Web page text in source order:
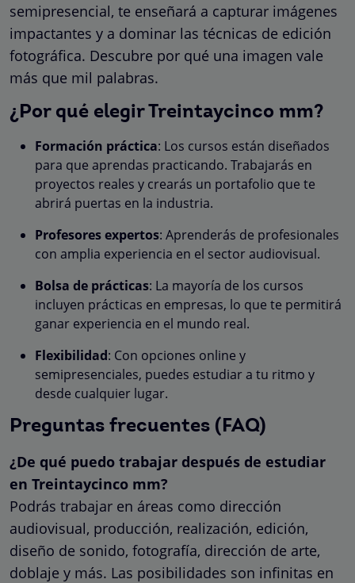
semipresencial, te enseñará a capturar imágenes
impactantes y a dominar las técnicas de edición
fotográfica. Descubre por qué una imagen vale
más que mil palabras.
¿Por qué elegir Treintaycinco mm?
Formación práctica: Los cursos están diseñados
para que aprendas practicando. Trabajarás en
proyectos reales y crearás un portafolio que te
abrirá puertas en la industria.
Profesores expertos: Aprenderás de profesionales
con amplia experiencia en el sector audiovisual.
Bolsa de prácticas: La mayoría de los cursos
incluyen prácticas en empresas, lo que te permitirá
ganar experiencia en el mundo real.
Flexibilidad: Con opciones online y
semipresenciales, puedes estudiar a tu ritmo y
desde cualquier lugar.
Preguntas frecuentes (FAQ)
¿De qué puedo trabajar después de estudiar
en Treintaycinco mm?
Podrás trabajar en áreas como dirección
audiovisual, producción, realización, edición,
diseño de sonido, fotografía, dirección de arte,
doblaje y más. Las posibilidades son infinitas en